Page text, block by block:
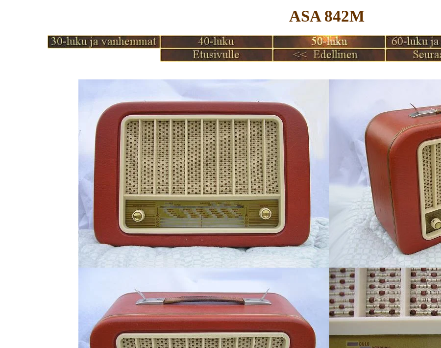
ASA 842M